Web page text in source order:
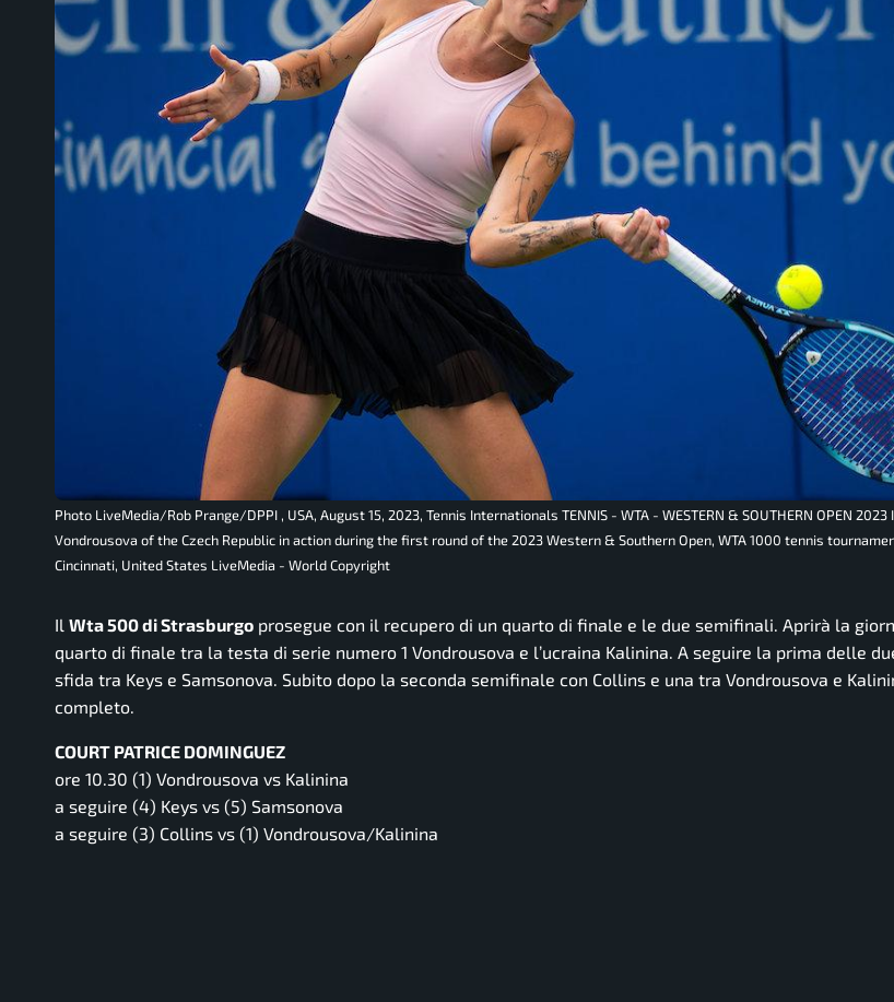
Photo LiveMedia/Rob Prange/DPPI , USA, August 15, 2023, Tennis Internationals TENNIS - WTA - WESTERN & SOUTHERN OPEN
Vondrousova of the Czech Republic in action during the first round of the 2023 Western & Southern Open, WTA 1000 tennis
Cincinnati, United States LiveMedia - World Copyright
Il Wta 500 di Strasburgo prosegue con il recupero di un quarto di finale e le due semifinali. Aprirà la
quarto di finale tra la testa di serie numero 1 Vondrousova e l’ucraina Kalinina. A seguire la prima delle
sfida tra Keys e Samsonova. Subito dopo la seconda semifinale con Collins e una tra Vondrousova e
completo.
COURT PATRICE DOMINGUEZ
ore 10.30 (1) Vondrousova vs Kalinina
a seguire (4) Keys vs (5) Samsonova
a seguire (3) Collins vs (1) Vondrousova/Kalinina